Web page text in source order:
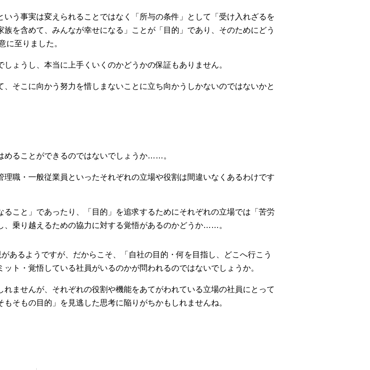
う事実は変えられることではなく「所与の条件」として「受け入れざるを
を含めて、みんなが幸せになる」ことが「目的」であり、そのためにどう
に至りました。
ょうし、本当に上手くいくのかどうかの保証もありません。
そこに向かう努力を惜しまないことに立ち向かうしかないのではないかと
めることができるのではないでしょうか……。
職・一般従業員といったそれぞれの立場や役割は間違いなくあるわけです
ること」であったり、「目的」を追求するためにそれぞれの立場では「苦労
乗り越えるための協力に対する覚悟があるのかどうか……。
あるようですが、だからこそ、「自社の目的・何を目指し、どこへ行こう
ト・覚悟している社員がいるのかが問われるのではないでしょうか。
ませんが、それぞれの役割や機能をあてがわれている立場の社員にとって
そもの目的」を見逃した思考に陥りがちかもしれませんね。